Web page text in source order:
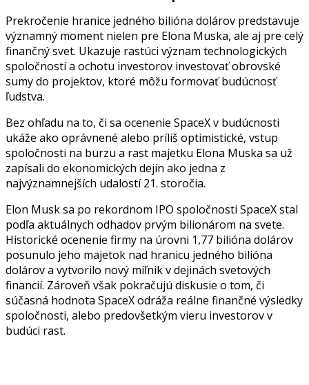
Prekročenie hranice jedného bilióna dolárov predstavuje
významný moment nielen pre Elona Muska, ale aj pre celý
finančný svet. Ukazuje rastúci význam technologických
spoločností a ochotu investorov investovať obrovské
sumy do projektov, ktoré môžu formovať budúcnosť
ľudstva.
Bez ohľadu na to, či sa ocenenie SpaceX v budúcnosti
ukáže ako oprávnené alebo príliš optimistické, vstup
spoločnosti na burzu a rast majetku Elona Muska sa už
zapísali do ekonomických dejín ako jedna z
najvýznamnejších udalostí 21. storočia.
Elon Musk sa po rekordnom IPO spoločnosti SpaceX stal
podľa aktuálnych odhadov prvým bilionárom na svete.
Historické ocenenie firmy na úrovni 1,77 bilióna dolárov
posunulo jeho majetok nad hranicu jedného bilióna
dolárov a vytvorilo nový míľnik v dejinách svetových
financií. Zároveň však pokračujú diskusie o tom, či
súčasná hodnota SpaceX odráža reálne finančné výsledky
spoločnosti, alebo predovšetkým vieru investorov v
budúci rast.